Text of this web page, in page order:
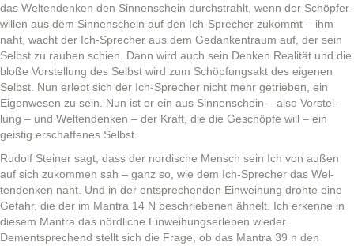
das Wel­tendenken den Sin­nen­schein durch­strahlt, wenn der Schöpfer­
willen aus dem Sin­nen­schein auf den Ich-Sprech­er zukommt – ihm
naht, wacht der Ich-Sprech­er aus dem Gedanken­traum auf, der sein
Selb­st zu rauben schien. Dann wird auch sein Denken Real­ität und die
bloße Vorstel­lung des Selb­st wird zum Schöp­fungsakt des eige­nen
Selb­st. Nun erlebt sich der Ich-Sprech­er nicht mehr getrieben, ein
Eigen­we­sen zu sein. Nun ist er ein aus Sin­nen­schein – also Vorstel­
lung – und Wel­tendenken – der Kraft, die die Geschöpfe will – ein
geistig erschaf­fenes Selbst.
Rudolf Stein­er sagt, dass der nordis­che Men­sch sein Ich von außen
auf sich zukom­men sah – ganz so, wie dem Ich-Sprech­er das Wel­
tendenken naht. Und in der entsprechen­den Ein­wei­hung dro­hte eine
Gefahr, die der im Mantra 14 N beschriebe­nen ähnelt. Ich erkenne in
diesem Mantra das nördliche Ein­wei­hungser­leben wieder.
Dementsprechend stellt sich die Frage, ob das Mantra 39 n den